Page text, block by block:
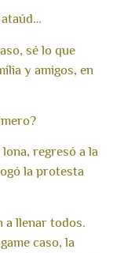
sé lo que
y amigos, en
regresó a la
la protesta
a llenar todos.
caso, la